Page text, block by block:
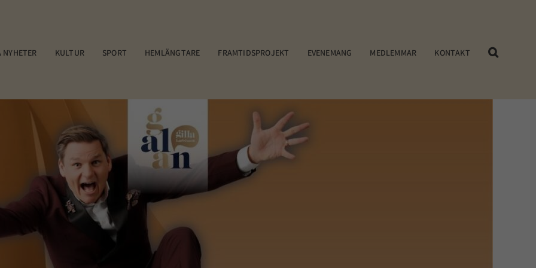
NYHETER KULTUR SPORT HEMLÄNGTARE FRAMTIDSPROJEKT EVENEMANG MEDLEMMAR KONTAKT